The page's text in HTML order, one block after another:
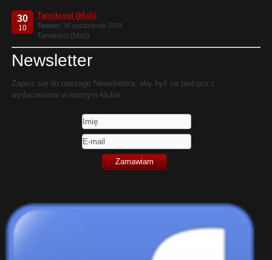
30
10
Tamikrest (Mali)
Termin: 30 październik 2026
Tamikrest (Mali)
Newsletter
Zapisz się do naszego Newslettera, aby być na bieżąco z
wydarzeniami w naszym klubie